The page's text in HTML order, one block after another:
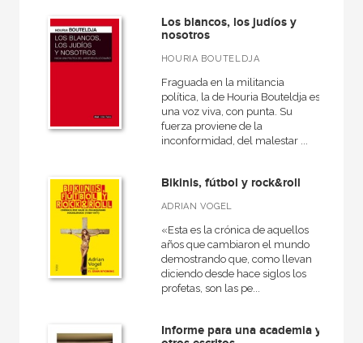
Los blancos, los judíos y
nosotros
HOURIA BOUTELDJA
Fraguada en la militancia
política, la de Houria Bouteldja es
una voz viva, con punta. Su
fuerza proviene de la
inconformidad, del malestar ...
Bikinis, fútbol y rock&roll
ADRIAN VOGEL
«Esta es la crónica de aquellos
años que cambiaron el mundo
demostrando que, como llevan
diciendo desde hace siglos los
profetas, son las pe...
Informe para una academia y